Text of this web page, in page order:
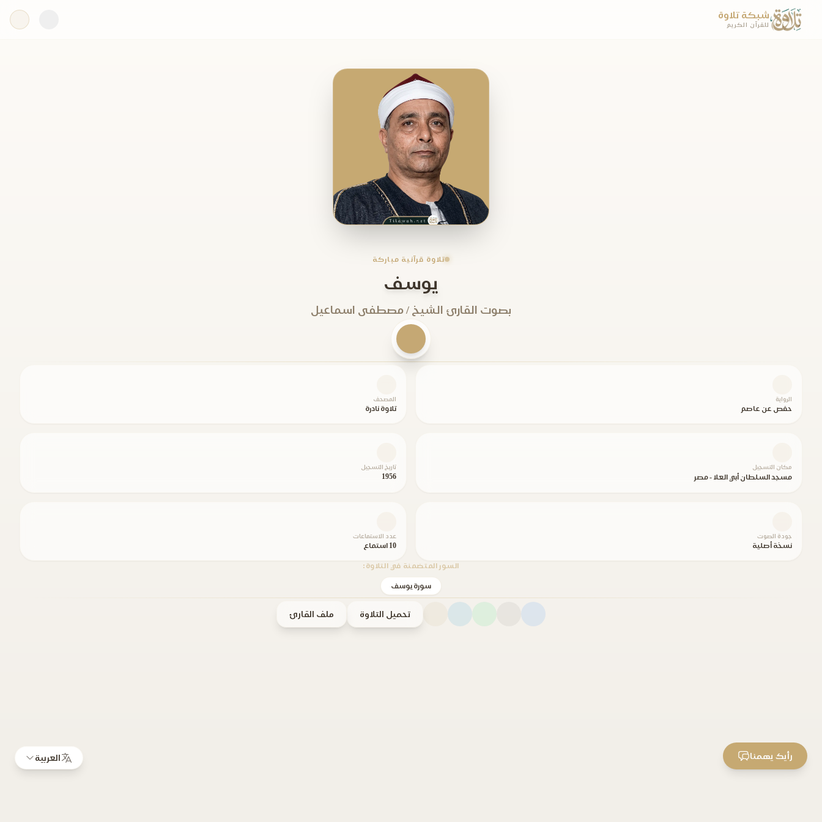
شبكة تلاوة
للقرآن الكريم
تلاوة قرآنية مباركة
يوسف
بصوت القارئ الشيخ / مصطفى اسماعيل
الرواية
حفص عن عاصم
المصحف
تلاوة نادرة
مكان التسجيل
مسجد السلطان أبي العلا - مصر
تاريخ التسجيل
1956
جودة الصوت
نسخة أصلية
عدد الاستماعات
10 استماع
السور المتضمنة في التلاوة:
سورة يوسف
تحميل التلاوة ملف القارئ
العربية رأيك يهمنا